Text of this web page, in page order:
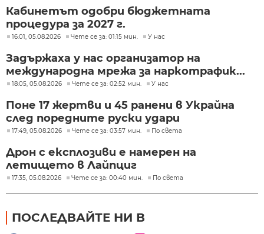
Кабинетът одобри бюджетната
процедура за 2027 г.
16:01, 05.08.2026 Чете се за: 01:15 мин. У нас
Задържаха у нас организатор на
международна мрежа за наркотрафик...
18:05, 05.08.2026 Чете се за: 02:52 мин. У нас
Поне 17 жертви и 45 ранени в Украйна
след поредните руски удари
17:49, 05.08.2026 Чете се за: 03:57 мин. По света
Дрон с експлозиви е намерен на
летището в Лайпциг
17:35, 05.08.2026 Чете се за: 00:40 мин. По света
ПОСЛЕДВАЙТЕ НИ В